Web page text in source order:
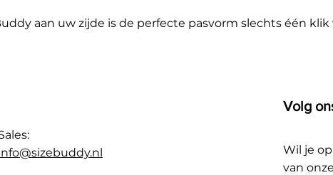
aan uw zijde is de perfecte pasvorm slechts één klik
Volg
Wil je
van